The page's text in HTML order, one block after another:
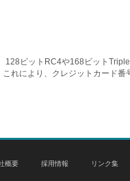
ビットRC4や168ビット
れにより、クレジットカード
概要 採用情報 リンク集